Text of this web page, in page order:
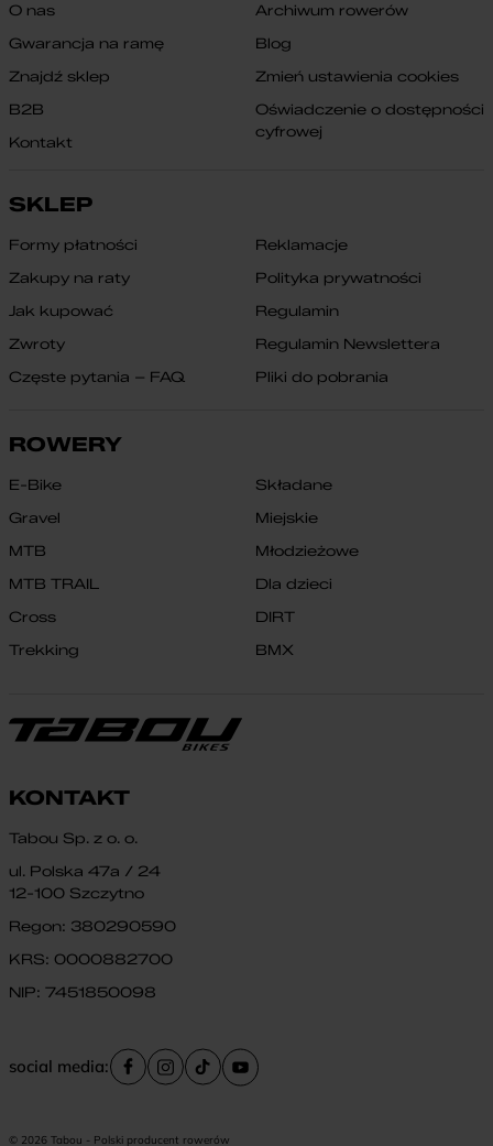
O nas
Gwarancja na ramę
Znajdź sklep
B2B
Kontakt
Archiwum rowerów
Blog
Zmień ustawienia cookies
Oświadczenie o dostępności
cyfrowej
SKLEP
Formy płatności
Zakupy na raty
Jak kupować
Zwroty
Częste pytania – FAQ
Reklamacje
Polityka prywatności
Regulamin
Regulamin Newslettera
Pliki do pobrania
ROWERY
E-Bike
Gravel
MTB
MTB TRAIL
Cross
Trekking
Składane
Miejskie
Młodzieżowe
Dla dzieci
DIRT
BMX
KONTAKT
Tabou Sp. z o. o.
ul. Polska 47a / 24
12-100 Szczytno
Regon: 380290590
KRS: 0000882700
NIP: 7451850098
social media:
© 2026 Tabou - Polski producent rowerów